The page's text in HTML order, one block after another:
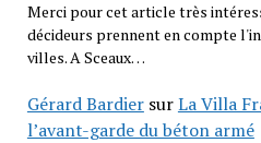
Merci pour cet article très
décideurs prennent en compte
villes. A Sceaux…
Gérard BardiersurLa Villa
l’avant-garde du béton armé